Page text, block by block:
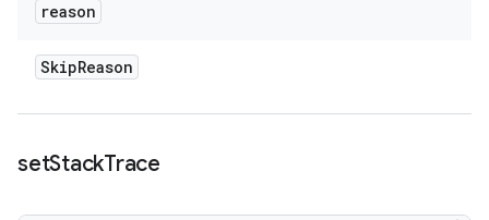
reason
SkipReason
setStackTrace